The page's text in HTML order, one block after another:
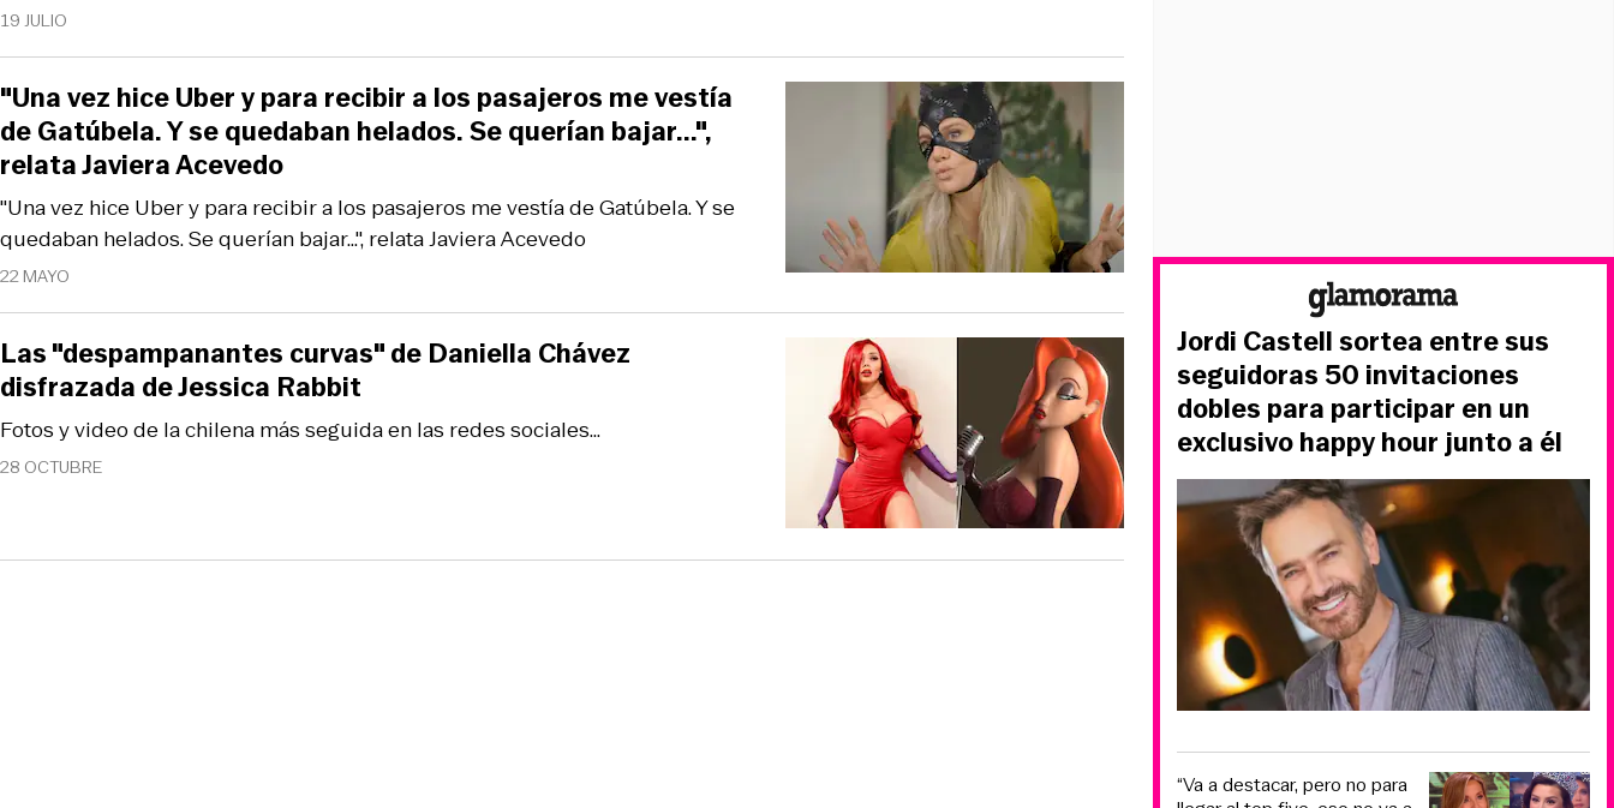
19 JULIO
22 MAYO
"Una vez hice Uber y para recibir a los pasajeros me vestía de Gatúbela. Y se
quedaban helados. Se querían bajar...", relata Javiera Acevedo
"Una vez hice Uber y para recibir a los pasajeros me vestía
de Gatúbela. Y se quedaban helados. Se querían bajar...",
relata Javiera Acevedo
28 OCTUBRE
Fotos y video de la chilena más seguida en las redes sociales...
Las "despampanantes curvas" de Daniella Chávez
disfrazada de Jessica Rabbit
Jordi Castell sortea entre sus
seguidoras 50 invitaciones
dobles para participar en un
exclusivo happy hour junto a él
“Va a destacar, pero no para